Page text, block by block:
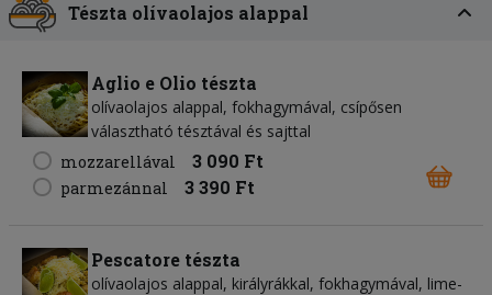
Tészta olívaolajos alappal
Aglio e Olio tészta
olívaolajos alappal, fokhagymával, csípősen
választható tésztával és sajttal
mozzarellával
3 090 Ft
parmezánnal 3 390 Ft
Pescatore tészta
olívaolajos alappal, királyrákkal, fokhagymával, lime-